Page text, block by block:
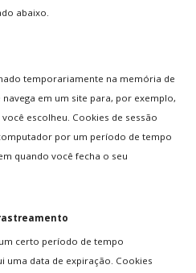
abaixo.
temporariamente na memória de
em um site para, por exemplo,
escolheu. Cookies de sessão
por um período de tempo
quando você fecha o seu
certo período de tempo
uma data de expiração. Cookies